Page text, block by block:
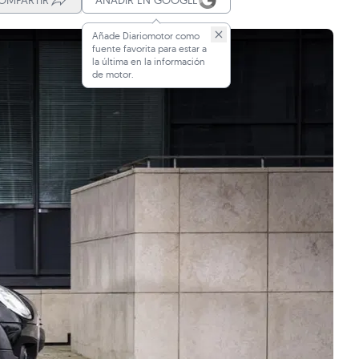
Añade Diariomotor como
fuente favorita para estar a
la última en la información
de motor.